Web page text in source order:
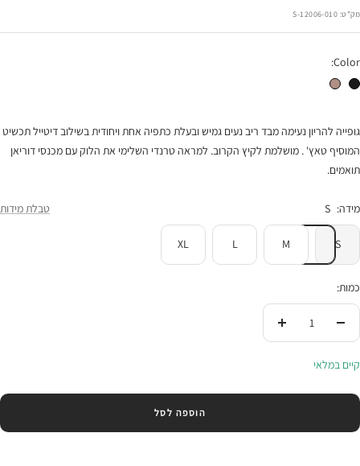
בהנחה
מק"ט: 12006-010-S
Color:
גופית טניה שחורגופיית הריון טניה מוקה
גופייה להריון נעימה מבד ריב נעים גמיש ובעלת כתפיה אחת ויחודית בשילוב דיטייל תכשיט
המוסיף טאץ' . מושלמת לקיץ הקרוב. למראה טרנדי השלימי את הלוק עם מכנסי דוריאן
תואמים.
מידה: S טבלת מידות
S
M
L
XL
כמות:
העלי
קיים במלאי
הוספה לסל